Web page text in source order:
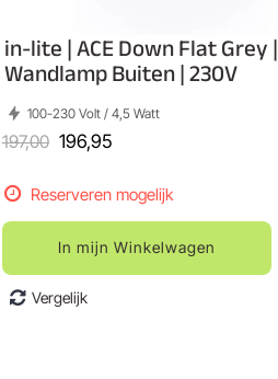
in-lite | ACE Down Flat Grey |
Wandlamp Buiten | 230V
100-230 Volt / 4,5 Watt
197,00 196,95
Reserveren mogelijk
In mijn Winkelwagen
Vergelijk